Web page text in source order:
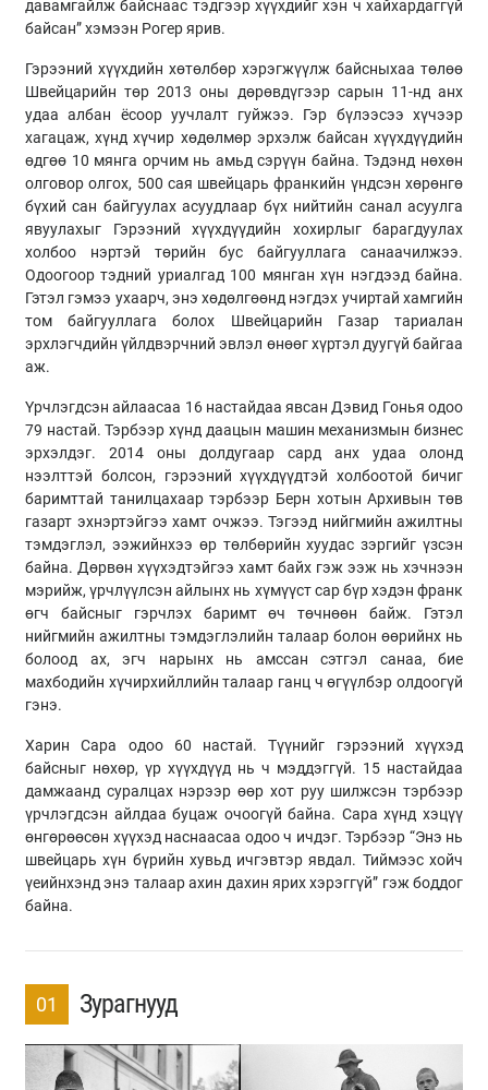
давамгайлж байснаас тэдгээр хүүхдийг хэн ч хайхардаггүй
байсан” хэмээн Рогер ярив.
Гэрээний хүүхдийн хөтөлбөр хэрэгжүүлж байсныхаа төлөө
Швейцарийн төр 2013 оны дөрөвдүгээр сарын 11-нд анх
удаа албан ёсоор уучлалт гуйжээ. Гэр бүлээсээ хүчээр
хагацаж, хүнд хүчир хөдөлмөр эрхэлж байсан хүүхдүүдийн
өдгөө 10 мянга орчим нь амьд сэрүүн байна. Тэдэнд нөхөн
олговор олгох, 500 сая швейцарь франкийн үндсэн хөрөнгө
бүхий сан байгуулах асуудлаар бүх нийтийн санал асуулга
явуулахыг Гэрээний хүүхдүүдийн хохирлыг барагдуулах
холбоо нэртэй төрийн бус байгууллага санаачилжээ.
Одоогоор тэдний уриалгад 100 мянган хүн нэгдээд байна.
Гэтэл гэмээ ухаарч, энэ хөдөлгөөнд нэгдэх учиртай хамгийн
том байгууллага болох Швейцарийн Газар тариалан
эрхлэгчдийн үйлдвэрчний эвлэл өнөөг хүртэл дуугүй байгаа
аж.
Үрчлэгдсэн айлаасаа 16 настайдаа явсан Дэвид Гонья одоо
79 настай. Тэрбээр хүнд даацын машин механизмын бизнес
эрхэлдэг. 2014 оны долдугаар сард анх удаа олонд
нээлттэй болсон, гэрээний хүүхдүүдтэй холбоотой бичиг
баримттай танилцахаар тэрбээр Берн хотын Архивын төв
газарт эхнэртэйгээ хамт очжээ. Тэгээд нийгмийн ажилтны
тэмдэглэл, ээжийнхээ өр төлбөрийн хуудас зэргийг үзсэн
байна. Дөрвөн хүүхэдтэйгээ хамт байх гэж ээж нь хэчнээн
мэрийж, үрчлүүлсэн айлынх нь хүмүүст сар бүр хэдэн франк
өгч байсныг гэрчлэх баримт өч төчнөөн байж. Гэтэл
нийгмийн ажилтны тэмдэглэлийн талаар болон өөрийнх нь
болоод ах, эгч нарынх нь амссан сэтгэл санаа, бие
махбодийн хүчирхийллийн талаар ганц ч өгүүлбэр олдоогүй
гэнэ.
Харин Сара одоо 60 настай. Түүнийг гэрээний хүүхэд
байсныг нөхөр, үр хүүхдүүд нь ч мэддэггүй. 15 настайдаа
дамжаанд суралцах нэрээр өөр хот руу шилжсэн тэрбээр
үрчлэгдсэн айлдаа буцаж очоогүй байна. Сара хүнд хэцүү
өнгөрөөсөн хүүхэд наснаасаа одоо ч ичдэг. Тэрбээр “Энэ нь
швейцарь хүн бүрийн хувьд ичгэвтэр явдал. Тиймээс хойч
үеийнхэнд энэ талаар ахин дахин ярих хэрэггүй” гэж боддог
байна.
01 Зурагнууд